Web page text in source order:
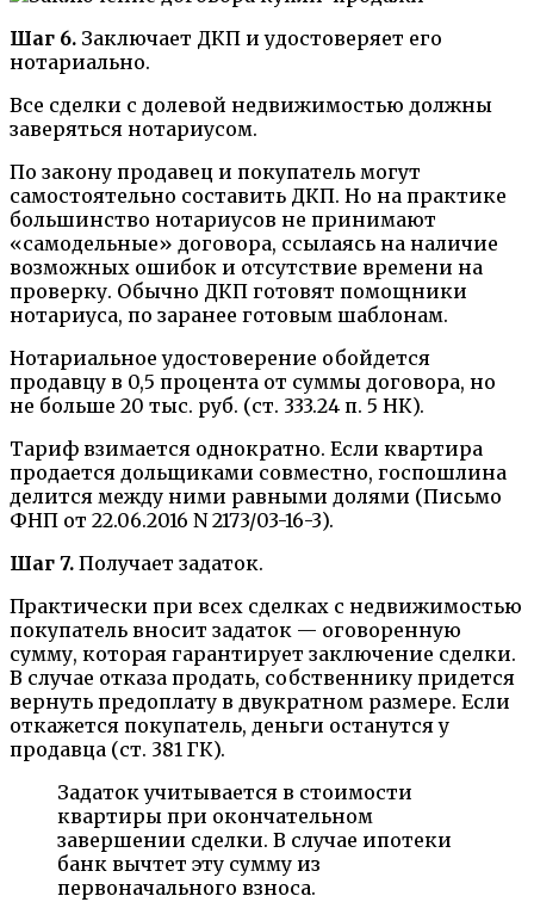
Шаг 6. Заключает ДКП и удостоверяет его
нотариально.
Все сделки с долевой недвижимостью должны
заверяться нотариусом.
По закону продавец и покупатель могут
самостоятельно составить ДКП. Но на практике
большинство нотариусов не принимают
«самодельные» договора, ссылаясь на наличие
возможных ошибок и отсутствие времени на
проверку. Обычно ДКП готовят помощники
нотариуса, по заранее готовым шаблонам.
Нотариальное удостоверение обойдется
продавцу в 0,5 процента от суммы договора, но
не больше 20 тыс. руб. (ст. 333.24 п. 5 НК).
Тариф взимается однократно. Если квартира
продается дольщиками совместно, госпошлина
делится между ними равными долями (Письмо
ФНП от 22.06.2016 N 2173/03-16-3).
Шаг 7. Получает задаток.
Практически при всех сделках с недвижимостью
покупатель вносит задаток — оговоренную
сумму, которая гарантирует заключение сделки.
В случае отказа продать, собственнику придется
вернуть предоплату в двукратном размере. Если
откажется покупатель, деньги останутся у
продавца (ст. 381 ГК).
Задаток учитывается в стоимости
квартиры при окончательном
завершении сделки. В случае ипотеки
банк вычтет эту сумму из
первоначального взноса.